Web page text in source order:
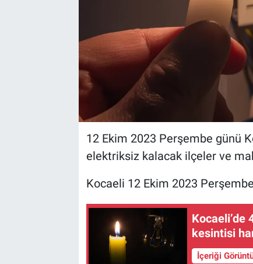
12 Ekim 2023 Perşembe günü
elektriksiz kalacak ilçeler ve
Kocaeli 12 Ekim 2023
Kocaeli’de
kesintisi
İçeriği